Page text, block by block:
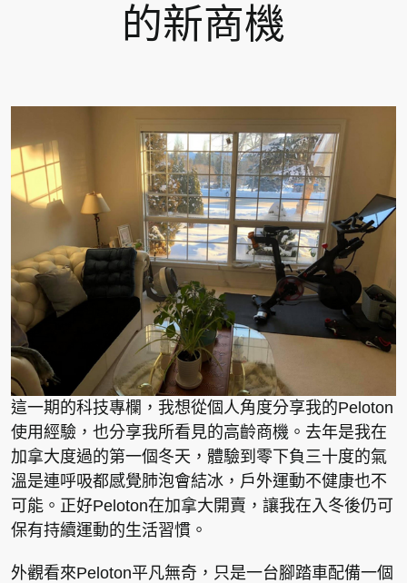
的新商機
這一期的科技專欄，我想從個人角度分享我的Peloton
使用經驗，也分享我所看見的高齡商機。去年是我在
加拿大度過的第一個冬天，體驗到零下負三十度的氣
溫是連呼吸都感覺肺泡會結冰，戶外運動不健康也不
可能。正好Peloton在加拿大開賣，讓我在入冬後仍可
保有持續運動的生活習慣。
外觀看來Peloton平凡無奇，只是一台腳踏車配備一個